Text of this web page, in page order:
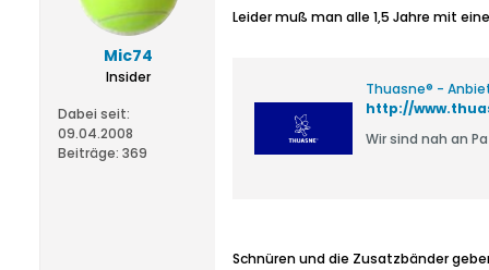
Mic74
Insider
Dabei seit:
09.04.2008
Beiträge: 369
Leider muß man alle 1,5 Jahre mit
Thuasne® -
http://
Wir sind nah an
Schnüren und die Zusatzbänder